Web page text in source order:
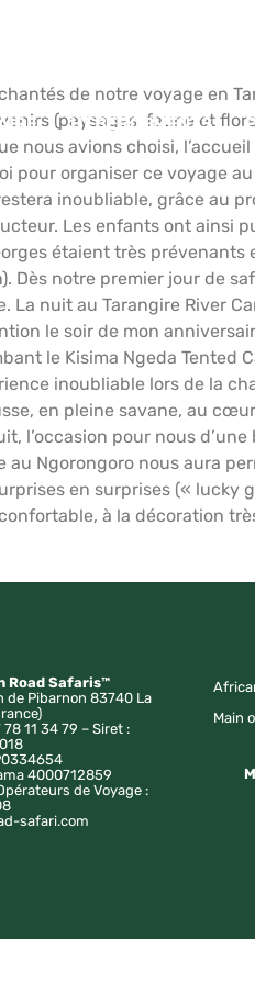
HÉBERGEMENTS
de notre voyage en
(paysages, faune et
nous avions choisi,
pour organiser ce
inoubliable, grâce au
Les enfants ont ainsi
étaient très
Dès notre premier jour de
La nuit au Tarangire River
le soir de mon
le Kisima Ngeda
inoubliable lors de la
en pleine savane, au
l’occasion pour nous
au Ngorongoro nous aura
en surprises (« lucky
à la décoration
Road Safaris™
de Pibarnon 83740 La
11 34 79 – Siret :
4000712859
de Voyage :
safari.com
Main